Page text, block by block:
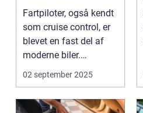
sikkerhed
Fartpiloter, også kendt
som cruise control, er
blevet en fast del af
moderne biler.
Systemet g...
02 september 2025